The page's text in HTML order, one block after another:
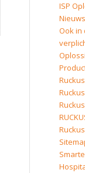
ISP
Nieuws
Ook in